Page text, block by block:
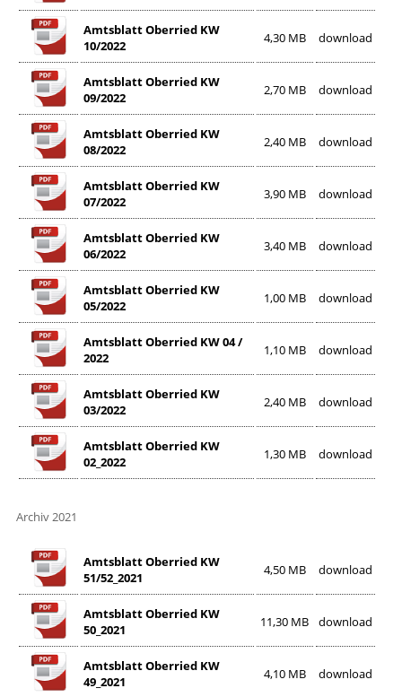
Amtsblatt Oberried KW
10/2022
4,30 MB download
Amtsblatt Oberried KW
09/2022
2,70 MB download
Amtsblatt Oberried KW
08/2022
2,40 MB download
Amtsblatt Oberried KW
07/2022
3,90 MB download
Amtsblatt Oberried KW
06/2022
3,40 MB download
Amtsblatt Oberried KW
05/2022
1,00 MB download
Amtsblatt Oberried KW 04 /
2022
1,10 MB download
Amtsblatt Oberried KW
03/2022
2,40 MB download
Amtsblatt Oberried KW
02_2022
1,30 MB download
Archiv 2021
Amtsblatt Oberried KW
51/52_2021
4,50 MB download
Amtsblatt Oberried KW
50_2021
11,30 MB download
Amtsblatt Oberried KW
49_2021
4,10 MB download